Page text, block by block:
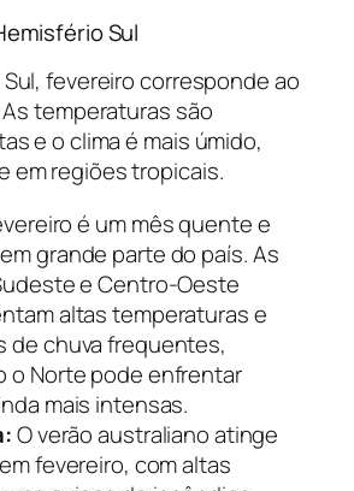
Sul
fevereiro corresponde ao
temperaturas são
e o clima é mais úmido,
em regiões tropicais.
é um mês quente e
grande parte do país. As
e Centro-Oeste
altas temperaturas e
de chuva frequentes,
o Norte pode enfrentar
mais intensas.
O verão australiano atinge
fevereiro, com altas